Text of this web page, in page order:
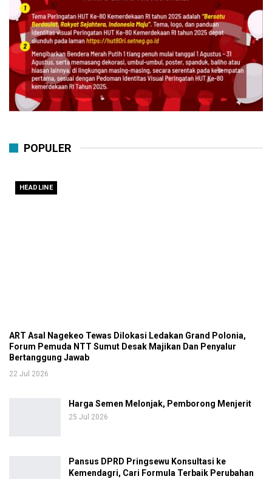
POPULER
HEADLINE
ART Asal Nagekeo Tewas Dilokasi Ledakan Grand Polonia,
Forum Pemuda NTT Sumut Desak Majikan Dan Penyalur
Bertanggung Jawab
22 Jul 2026
Harga Semen Melonjak, Pemborong Menjerit
25 Jul 2026
Pansus DPRD Pringsewu Konsultasi ke
Kemendagri, Cari Formula Terbaik Perubahan